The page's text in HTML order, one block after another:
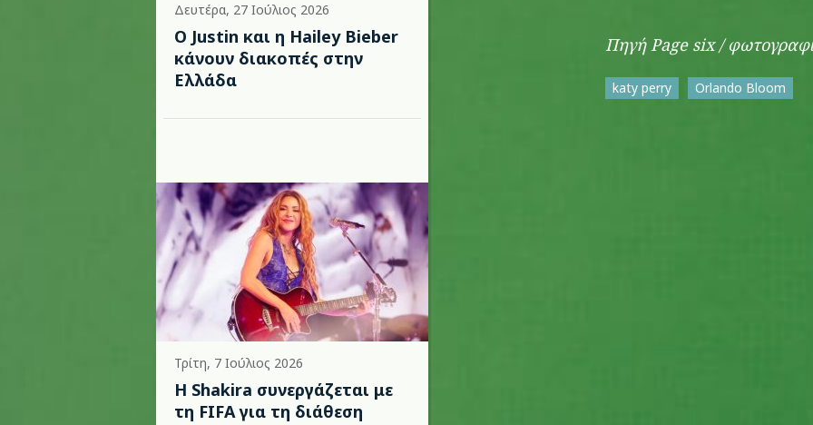
Δευτέρα, 27 Ιούλιος 2026
Ο Justin και η Hailey Bieber
κάνουν διακοπές στην
Ελλάδα
Τρίτη, 7 Ιούλιος 2026
Η Shakira συνεργάζεται με
τη FIFA για τη διάθεση
Πηγή Page six /
katy perry Orlando Bloom